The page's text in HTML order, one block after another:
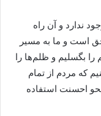
ندارد و آن راه
است و ما به مسیر
بگسلیم و ظلم‌ها را
که مردم از تمام
احسنت استفاده